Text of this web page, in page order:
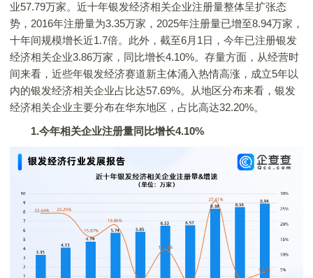
业57.79万家。近十年银发经济相关企业注册量整体呈扩张态
势，2016年注册量为3.35万家，2025年注册量已增至8.94万家，
十年间规模增长近1.7倍。此外，截至6月1日，今年已注册银发
经济相关企业3.86万家，同比增长4.10%。存量方面，从经营时
间来看，近些年银发经济赛道新主体涌入热情高涨，成立5年以
内的银发经济相关企业占比达57.69%。从地区分布来看，银发
经济相关企业主要分布在华东地区，占比高达32.20%。
1.今年相关企业注册量同比增长4.10%